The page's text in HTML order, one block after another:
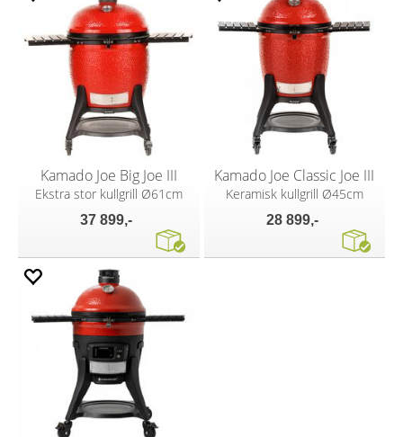
Kamado Joe Big Joe III
Ekstra stor kullgrill Ø61cm
37 899,-
Kamado Joe Classic Joe III
Keramisk kullgrill Ø45cm
28 899,-